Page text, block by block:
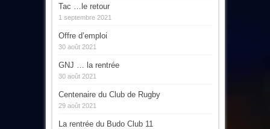
Tac …le retour
1 septembre 2021
Offre d’emploi
30 août 2021
GNJ … la rentrée
30 août 2021
Centenaire du Club de Rugby
29 août 2021
La rentrée du Budo Club 11